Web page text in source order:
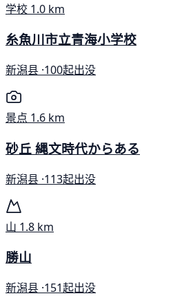
学校 1.0 km
糸魚川市立青海小学校
新潟县 ·100起出没
景点 1.6 km
砂丘 縄文時代からある
新潟县 ·113起出没
山 1.8 km
勝山
新潟县 ·151起出没